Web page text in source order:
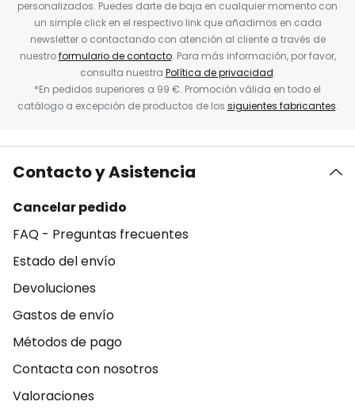
personalizados. Puedes darte de baja en cualquier momento con
un simple click en el respectivo link que añadimos en cada
newsletter o contactando con atención al cliente a través de
nuestroformulario de contacto. Para más información, por favor,
consulta nuestra Política de privacidad.
*En pedidos superiores a 99 €. Promoción válida en todo el
catálogo a excepción de productos de los siguientes fabricantes.
Contacto y Asistencia
Cancelar pedido
FAQ - Preguntas frecuentes
Estado del envío
Devoluciones
Gastos de envío
Métodos de pago
Contacta con nosotros
Valoraciones